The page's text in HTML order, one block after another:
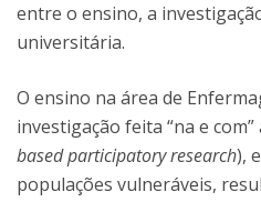
entre o ensino, a
universitária.
O ensino na área de
investigação feita “na e
based participatory research),
populações vulneráveis,